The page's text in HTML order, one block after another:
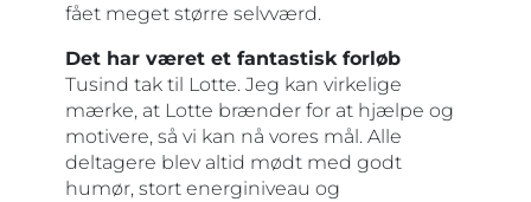
fået meget større selvværd.
Det har været et fantastisk forløb
Tusind tak til Lotte. Jeg kan virkelige
mærke, at Lotte brænder for at hjælpe og
motivere, så vi kan nå vores mål. Alle
deltagere blev altid mødt med godt
humør, stort energiniveau og